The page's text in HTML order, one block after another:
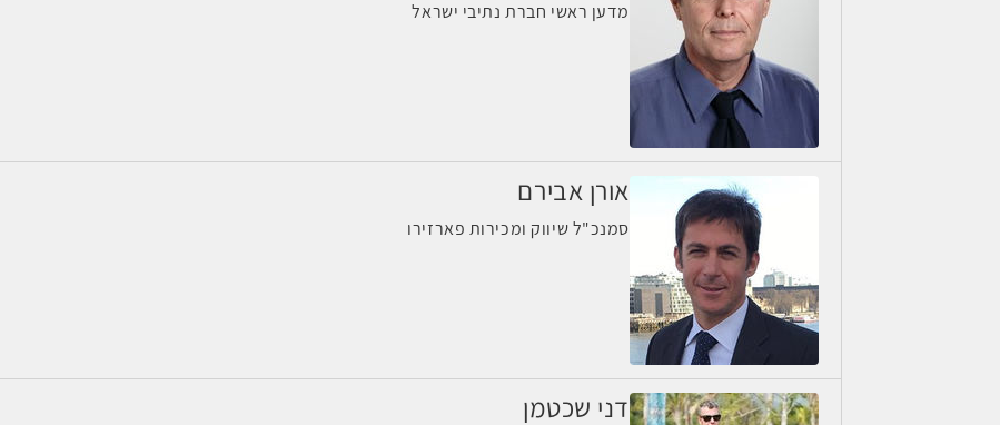
מדען ראשי חברת נתיבי ישראל
אורן אבירם
סמנכ"ל שיווק ומכירות פארזירו
דני שכטמן